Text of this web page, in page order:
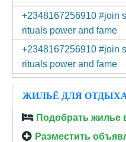
+2348167256910 #join
rituals power and fame
+2348167256910 #join
rituals power and fame
ЖИЛЬЁ ДЛЯ
Подобрать жилье
Разместить